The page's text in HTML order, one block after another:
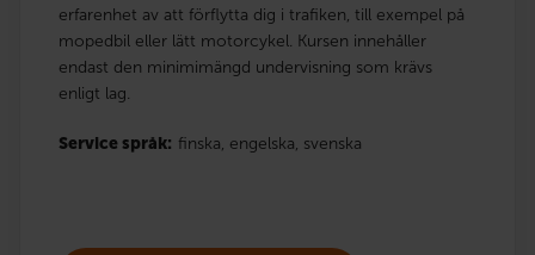
erfarenhet av att förflytta dig i trafiken, till exempel på
mopedbil eller lätt motorcykel. Kursen innehåller
endast den minimimängd undervisning som krävs
enligt lag.
Service språk: finska, engelska, svenska